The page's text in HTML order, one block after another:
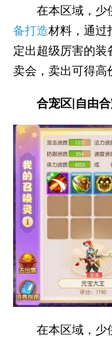
在本区域，少
备打造材料，通过
定出超级厉害的
卖会，卖出可得高
合宠区|自由
在本区域，少